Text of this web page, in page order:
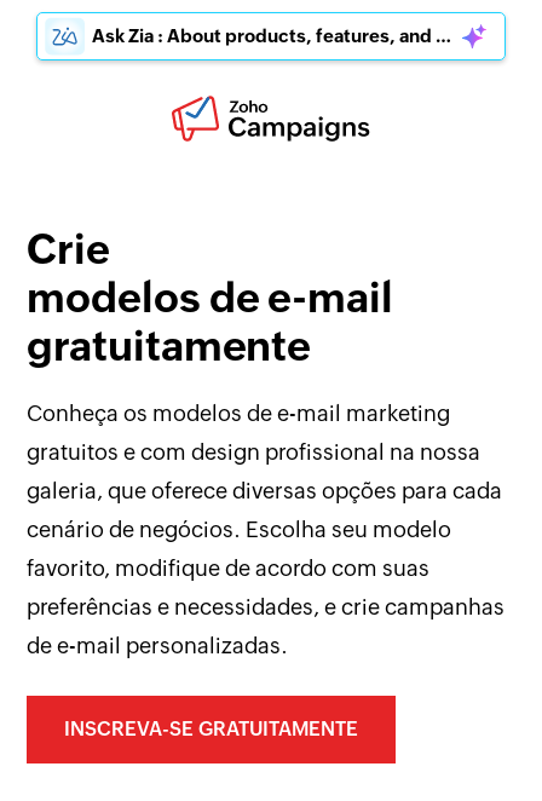
Ask Zia : About products, features, and pricing
Crie
modelos de e-mail
gratuitamente
Conheça os modelos de e-mail marketing
gratuitos e com design profissional na nossa
galeria, que oferece diversas opções para cada
cenário de negócios. Escolha seu modelo
favorito, modifique de acordo com suas
preferências e necessidades, e crie campanhas
de e-mail personalizadas.
INSCREVA-SE GRATUITAMENTE